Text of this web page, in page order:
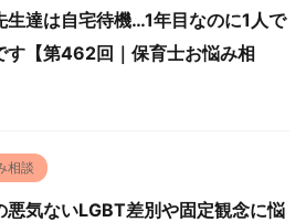
生達は自宅待機…1年目なのに1人で
す【第462回｜保育士お悩み相
相談
悪気ないLGBT差別や固定観念に悩